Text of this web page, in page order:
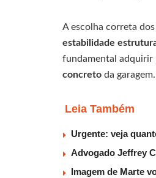
A escolha correta
estabilidade
fundamental adquirir
concreto da garagem.
Leia Também
Urgente: veja
Advogado Jeffrey
Imagem de Marte